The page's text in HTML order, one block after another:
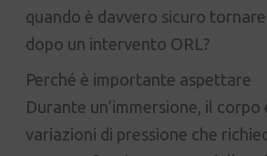
quando è davvero sicuro
dopo un intervento ORL?
Perché è importante aspettare
Durante un’immersione, il
variazioni di pressione che